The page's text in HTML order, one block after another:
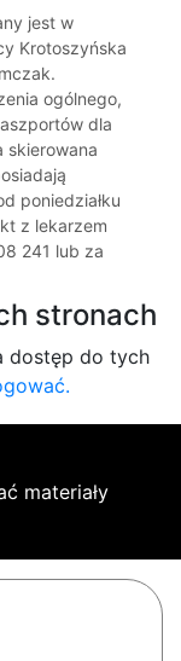
jest w
Krotoszyńska
ogólnego,
dla
skierowana
poniedziałku
z lekarzem
241 lub za
stronach
dostęp do tych
materiały